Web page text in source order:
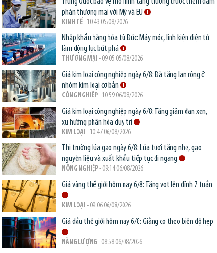
phán thương mại với Mỹ và EU
KINH TẾ- 10:43 05/08/2026
Nhập khẩu hàng hóa từ Đức: Máy móc, linh kiện điện tử
làm động lực bứt phá
THƯƠNG MẠI - 09:05 05/08/2026
Giá kim loại công nghiệp ngày 6/8: Đà tăng lan rộng ở
nhóm kim loại cơ bản
CÔNG NGHIỆP- 10:59 06/08/2026
Giá kim loại công nghiệp ngày 6/8: Tăng giảm đan xen,
xu hướng phân hóa duy trì
KIM LOẠI - 10:47 06/08/2026
Thị trường lúa gạo ngày 6/8: Lúa tươi tăng nhẹ, gạo
nguyên liệu và xuất khẩu tiếp tục đi ngang
NÔNG NGHIỆP- 09:14 06/08/2026
Giá vàng thế giới hôm nay 6/8: Tăng vọt lên đỉnh 7 tuần
KIM LOẠI - 09:06 06/08/2026
Giá dầu thế giới hôm nay 6/8: Giằng co theo biên độ hẹp
NĂNG LƯỢNG - 08:58 06/08/2026